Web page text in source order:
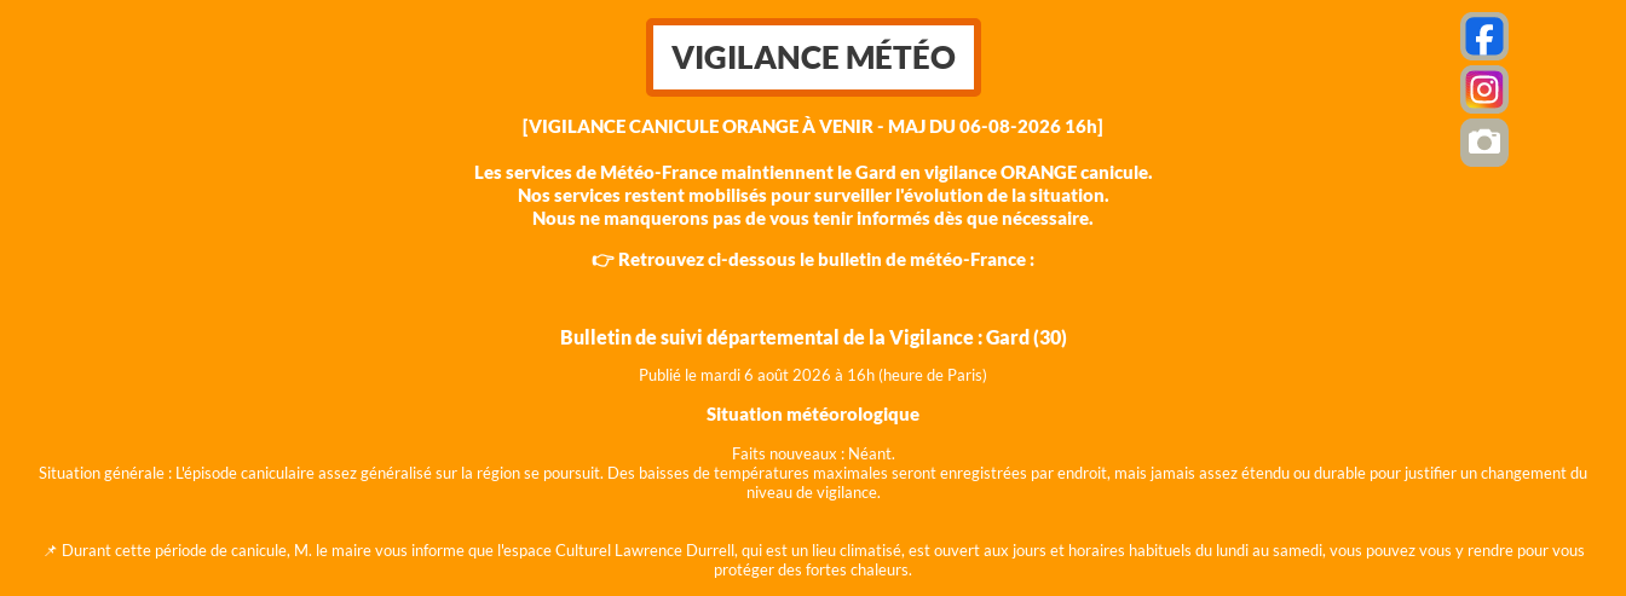
VIGILANCE MÉTÉO
[VIGILANCE CANICULE ORANGE À VENIR - MAJ DU 06-08-2026 16h]
Les services de Météo-France maintiennent le Gard en vigilance ORANGE canicule.
Nos services restent mobilisés pour surveiller l'évolution de la situation.
Nous ne manquerons pas de vous tenir informés dès que nécessaire.
👉 Retrouvez ci-dessous le bulletin de météo-France :
Bulletin de suivi départemental de la Vigilance : Gard (30)
Publié le mardi 6 août 2026 à 16h (heure de Paris)
Situation météorologique
Faits nouveaux : Néant.
Situation générale : L'épisode caniculaire assez généralisé sur la région se poursuit. Des baisses de températures maximales seront enregistrées par endroit, mais jamais assez étendu ou durable pour justifier un changement du
niveau de vigilance.
📌 Durant cette période de canicule, M. le maire vous informe que l'espace Culturel Lawrence Durrell, qui est un lieu climatisé, est ouvert aux jours et horaires habituels du lundi au samedi, vous pouvez vous y rendre pour vous
protéger des fortes chaleurs.